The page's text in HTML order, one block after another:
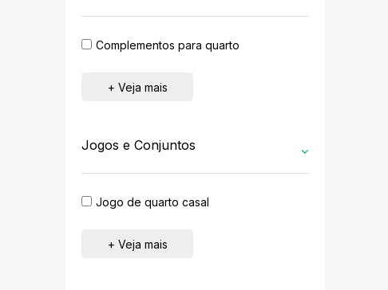
Complementos para quarto
+ Veja mais
Jogos e Conjuntos
Jogo de quarto casal
+ Veja mais